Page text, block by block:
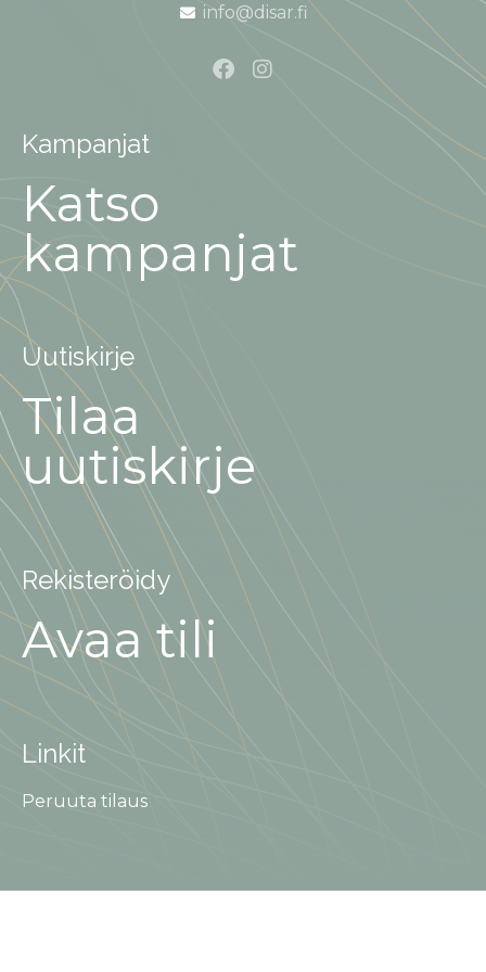
info@disar.fi
Kampanjat
Katso
kampanjat
Uutiskirje
Tilaa
uutiskirje
Rekisteröidy
Avaa tili
Linkit
Peruuta tilaus